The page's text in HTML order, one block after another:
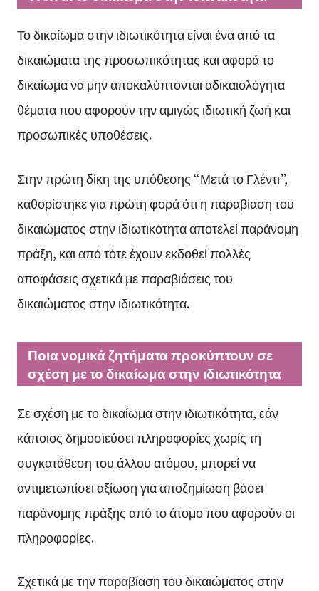
Το δικαίωμα στην ιδιωτικότητα είναι ένα από τα
δικαιώματα της προσωπικότητας και αφορά το
δικαίωμα να μην αποκαλύπτονται αδικαιολόγητα
θέματα που αφορούν την αμιγώς ιδιωτική ζωή και
προσωπικές υποθέσεις.
Στην πρώτη δίκη της υπόθεσης “Μετά το Γλέντι”,
καθορίστηκε για πρώτη φορά ότι η παραβίαση του
δικαιώματος στην ιδιωτικότητα αποτελεί παράνομη
πράξη, και από τότε έχουν εκδοθεί πολλές
αποφάσεις σχετικά με παραβιάσεις του
δικαιώματος στην ιδιωτικότητα.
Ποια νομικά ζητήματα προκύπτουν σε
σχέση με το δικαίωμα στην ιδιωτικότητα
Σε σχέση με το δικαίωμα στην ιδιωτικότητα, εάν
κάποιος δημοσιεύσει πληροφορίες χωρίς τη
συγκατάθεση του άλλου ατόμου, μπορεί να
αντιμετωπίσει αξίωση για αποζημίωση βάσει
παράνομης πράξης από το άτομο που αφορούν οι
πληροφορίες.
Σχετικά με την παραβίαση του δικαιώματος στην